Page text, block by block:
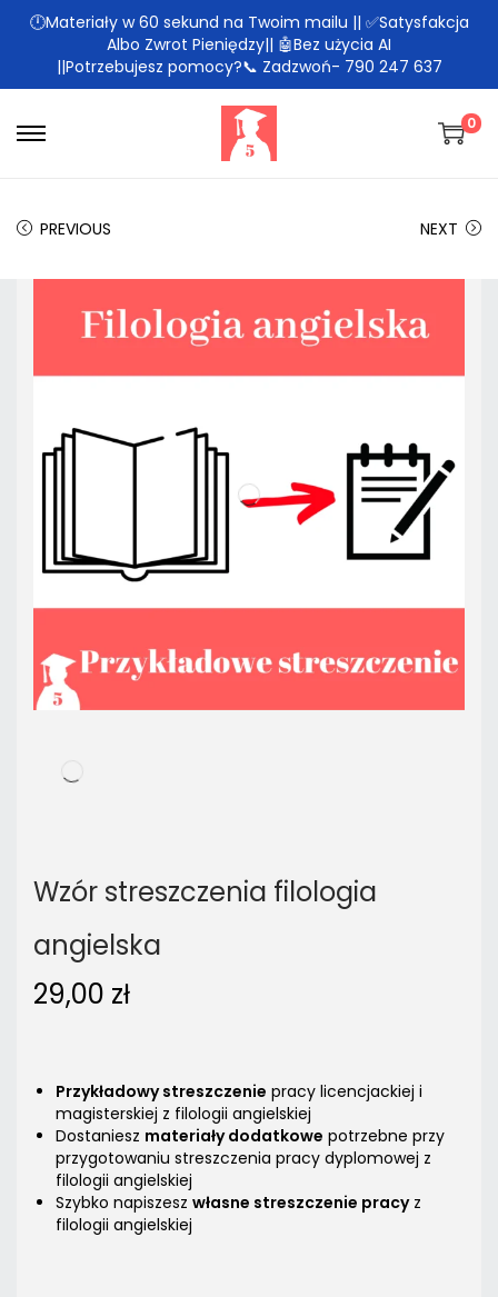
🕛Materiały w 60 sekund na Twoim mailu || ✅Satysfakcja
Albo Zwrot Pieniędzy|| 🤖Bez użycia AI
||Potrzebujesz pomocy?📞 Zadzwoń- 790 247 637
0
PREVIOUS NEXT
Wzór streszczenia filologia
angielska
29,00 zł
Przykładowy streszczenie pracy licencjackiej i
magisterskiej z filologii angielskiej
Dostaniesz materiały dodatkowe potrzebne przy
przygotowaniu streszczenia pracy dyplomowej z
filologii angielskiej
Szybko napiszesz własne streszczenie pracyz
filologii angielskiej